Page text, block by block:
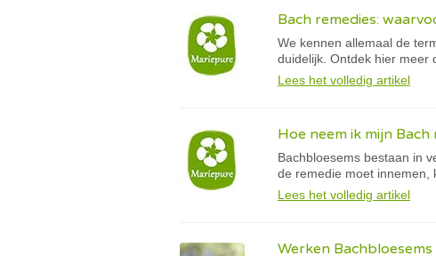
Bach remedies:
We kennen allemaal de
duidelijk. Ontdek hier meer
Lees het volledig artikel
Hoe neem ik mijn Bach
Bachbloesems bestaan in
de remedie moet innemen,
Lees het volledig artikel
Werken Bachbloesems